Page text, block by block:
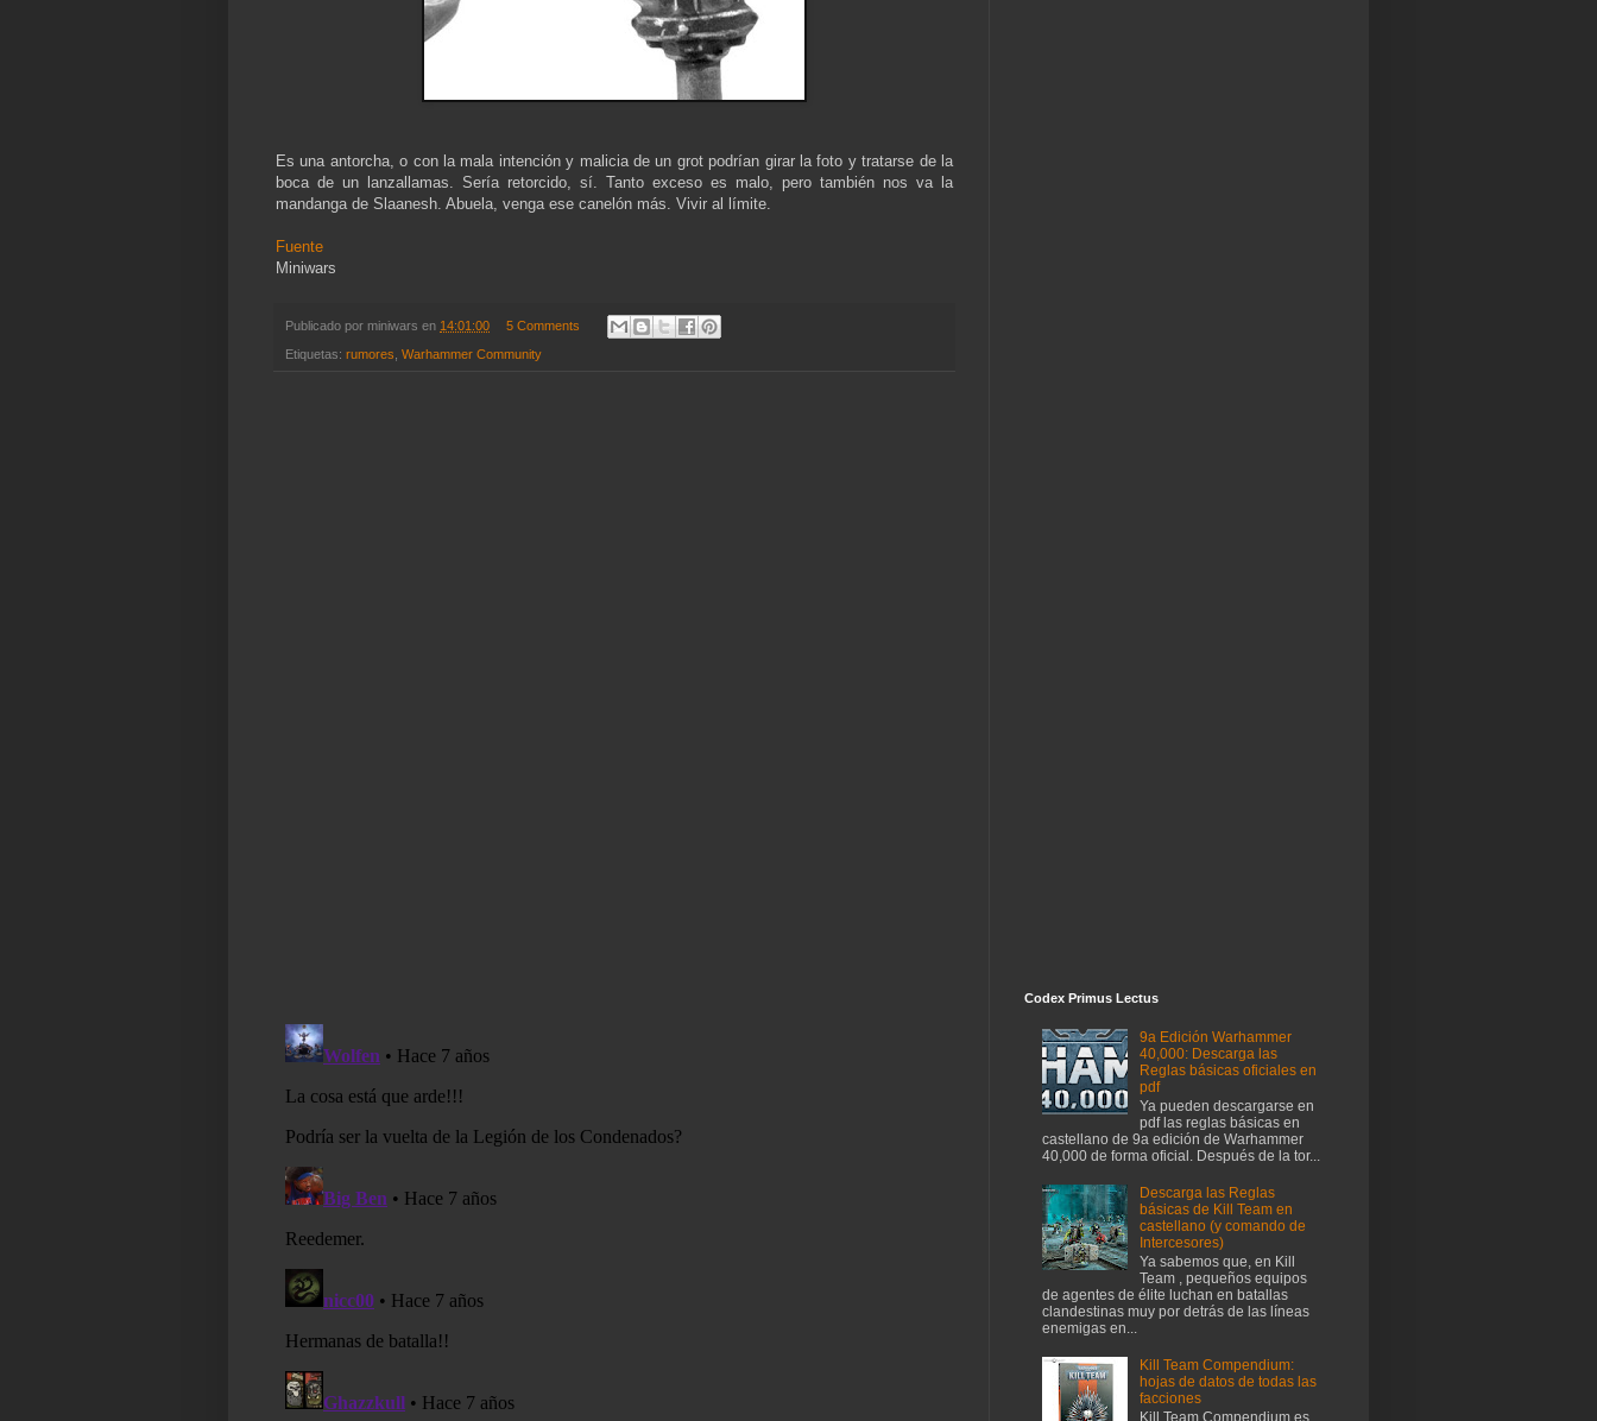
Es una antorcha, o con la mala intención y malicia de un grot podrían girar la foto y tratarse de la
boca de un lanzallamas. Sería retorcido, sí. Tanto exceso es malo, pero también nos va la
mandanga de Slaanesh. Abuela, venga ese canelón más. Vivir al límite.
Fuente
Miniwars
Publicado por miniwars en 14:01:00 5 Comments
Etiquetas: rumores, Warhammer Community
Codex Primus Lectus
9a Edición Warhammer
40,000: Descarga las
Reglas básicas oficiales en
pdf
Ya pueden descargarse en
pdf las reglas básicas en
castellano de 9a edición de Warhammer
40,000 de forma oficial. Después de la tor...
Descarga las Reglas
básicas de Kill Team en
castellano (y comando de
Intercesores)
Ya sabemos que, en Kill
Team , pequeños equipos
de agentes de élite luchan en batallas
clandestinas muy por detrás de las líneas
enemigas en...
Kill Team Compendium:
hojas de datos de todas las
facciones